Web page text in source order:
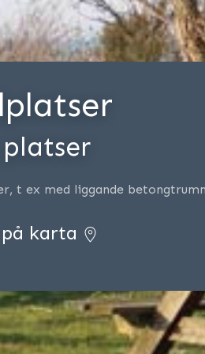
platser
t ex med liggande
karta